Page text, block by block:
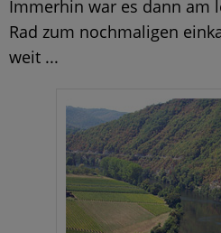
Immerhin war es dann am
Rad zum nochmaligen
weit ...